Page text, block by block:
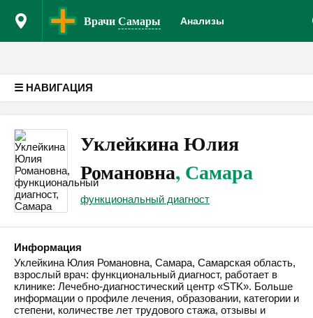
ВрачиСамары Анализы
☰ НАВИГАЦИЯ
Уклейкина Юлия
Романовна, Самара
функциональный диагност
Информация
Уклейкина Юлия Романовна, Самара, Самарская область,
взрослый врач: функциональный диагност, работает в
клинике: Лечебно-диагностический центр «STK». Больше
информации о профиле лечения, образовании, категории и
степени, количестве лет трудового стажа, отзывы и